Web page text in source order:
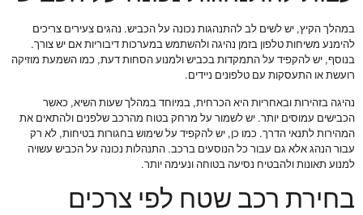
במהלך הקיץ, יש לשים לב להתנהגות נכונה על הכביש. נהגים צעירים צריכים
להימנע משיחות טלפון בזמן נהיגה ולהשתמש במערכות דיבוריות אם יש צורך.
בנוסף, יש להקפיד על התמקדות בכביש ולמנוע הסחות דעת, כמו השמעת מוזיקה
רועשת או התעסקות עם טלפונים ניידים.
נהיגה בזהירות ובאחריות היא הכרחית, במיוחד במהלך שעות השיא, כאשר
הכבישים עמוסים יותר. יש לשמור על מרחק בטוח מהרכב שלפנים ולהתאים את
המהירות לתנאי הדרך. כמו כן, יש להקפיד על שימוש בחגורות בטיחות, לא רק
עבור הנהג אלא גם עבור כל הנוסעים ברכב. התנהלות נכונה על הכביש עשויה
למנוע תאונות ולהבטיח נסיעה בטוחה ונעימה יותר.
בחירת רכב שטח לפי צרכים